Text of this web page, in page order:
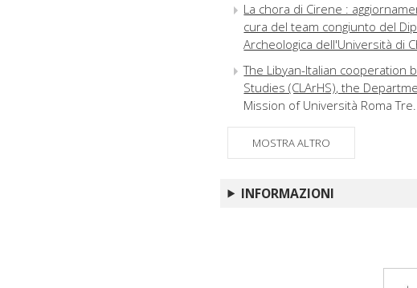
La chora di Cirene :
cura del team congiunto del
Archeologica dell'Università di
The Libyan-Italian cooperation
Studies (CLArHS), the
Mission of Università Roma Tre.
Gastone Buttarini (1949-2019)
L'attività dell'Istituto
beyond
Cairo-Alexandria, December
MOSTRA ALTRO
INFORMAZIONI